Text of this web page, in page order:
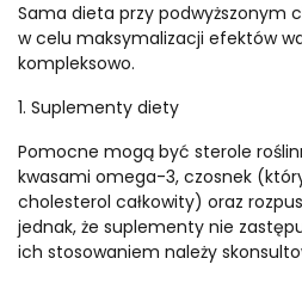
Sama dieta przy podwyższonym
w celu maksymalizacji efektów
kompleksowo.
1. Suplementy diety
Pomocne mogą być sterole
kwasami omega-3, czosnek
cholesterol całkowity) oraz
jednak, że suplementy nie
ich stosowaniem należy